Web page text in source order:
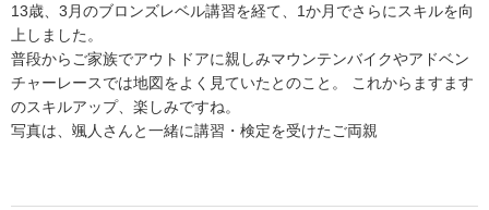
13歳、3月のブロンズレベル講習を経て、1か月でさらにスキルを向
上しました。
普段からご家族でアウトドアに親しみマウンテンバイクやアドベン
チャーレースでは地図をよく見ていたとのこと。 これからますます
のスキルアップ、楽しみですね。
写真は、颯人さんと一緒に講習・検定を受けたご両親